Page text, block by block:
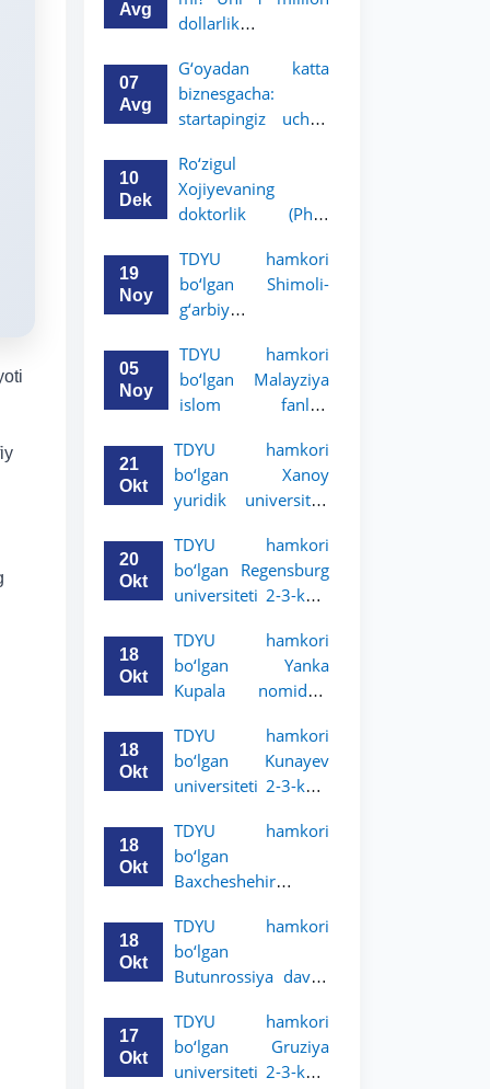
Avg
dollarlik
aylantiring!
07
Avg
G‘oyadan katta
biznesgacha:
startapingiz uchun
imkoniyat!
10
Dek
Ro‘zigul
Xojiyevaning
doktorlik (PhD)
himoyasi bo‘lib
o‘tadi
19
Noy
TDYU hamkori
bo‘lgan Shimoli-
g‘arbiy
huquq universiteti
2-3-kurs talabalari
uchun akademik
e’lon qildi
05
Noy
TDYU hamkori
bo‘lgan Malayziya
islom fanlari
kurs talabalari
uchun akademik
mobillik dasturini
21
Okt
TDYU hamkori
bo‘lgan Xanoy
yuridik universiteti
talabalari uchun
akademik mobillik
dasturini e’lon qildi
20
Okt
TDYU hamkori
bo‘lgan Regensburg
universiteti 2-3-kurs
akademik mobillik
dasturini e’lon qildi
18
Okt
TDYU hamkori
bo‘lgan Yanka
Kupala nomidagi
universiteti 2-3-
bosqich talabalari
uchun akademik
e’lon qildi
18
Okt
TDYU hamkori
bo‘lgan Kunayev
universiteti 2-3-kurs
akademik mobillik
dasturini e’lon qiladi
18
Okt
TDYU hamkori
bo‘lgan
Baxcheshehir
bosqich talabalari
uchun akademik
mobillik dasturini
18
Okt
TDYU hamkori
bo‘lgan
Butunrossiya davlat
3-kurs talabalari
uchun akademik
mobillik dasturini
17
Okt
TDYU hamkori
bo‘lgan Gruziya
universiteti 2-3-kurs